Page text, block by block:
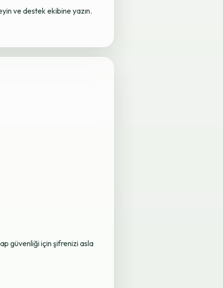
ve destek ekibine yazın.
güvenliği için şifrenizi asla